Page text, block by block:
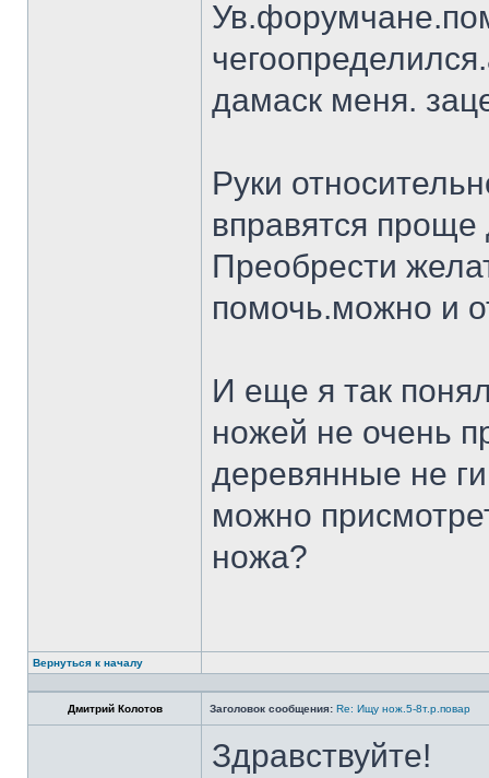
дамаск меня.
Руки
вправятся
Преобрести
помочь.можно и
И еще я так
ножей не очень
деревянные не
можно
ножа?
Вернуться к началу
Дмитрий Колотов Заголовок сообщения: Re: Ищу нож.5-8т.р.повар
Здравствуйте!